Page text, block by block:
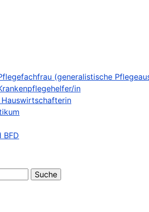
(generalistische
in
BFD